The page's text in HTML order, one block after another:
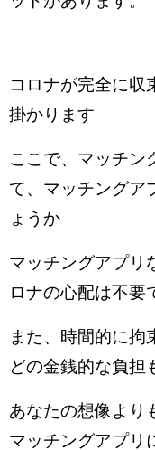
コロナが完全に収
掛かります
ここで、マッチン
て、マッチングア
ょうか
マッチングアプリ
ロナの心配は不要
また、時間的に拘
どの金銭的な負担
あなたの想像より
マッチングアプリ